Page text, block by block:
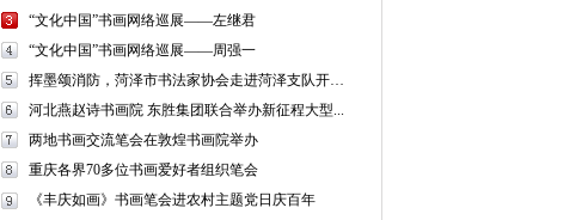
“文化中国”书画网络巡展——左继君
“文化中国”书画网络巡展——周强一
挥墨颂消防，菏泽市书法家协会走进菏泽支队开展...
河北燕赵诗书画院 东胜集团联合举办新征程大型...
两地书画交流笔会在敦煌书画院举办
重庆各界70多位书画爱好者组织笔会
《丰庆如画》书画笔会进农村主题党日庆百年